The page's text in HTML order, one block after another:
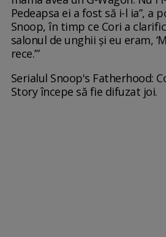
Pedeapsa ei a fost să i-l ia”, a
Snoop, în timp ce Cori a
salonul de unghii și eu eram,
rece.’”
Serialul Snoop's Fatherhood:
Story începe să fie difuzat joi.